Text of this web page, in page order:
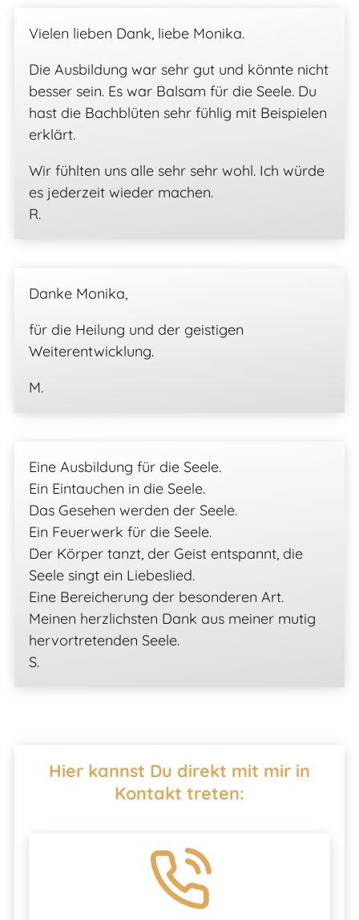
Vielen lieben Dank, liebe Monika.
Die Ausbildung war sehr gut und könnte nicht
besser sein. Es war Balsam für die Seele. Du
hast die Bachblüten sehr fühlig mit Beispielen
erklärt.
Wir fühlten uns alle sehr sehr wohl. Ich würde
es jederzeit wieder machen.
R.
Danke Monika,
für die Heilung und der geistigen
Weiterentwicklung.
M.
Eine Ausbildung für die Seele.
Ein Eintauchen in die Seele.
Das Gesehen werden der Seele.
Ein Feuerwerk für die Seele.
Der Körper tanzt, der Geist entspannt, die
Seele singt ein Liebeslied.
Eine Bereicherung der besonderen Art.
Meinen herzlichsten Dank aus meiner mutig
hervortretenden Seele.
S.
Hier kannst Du direkt mit mir in
Kontakt treten: